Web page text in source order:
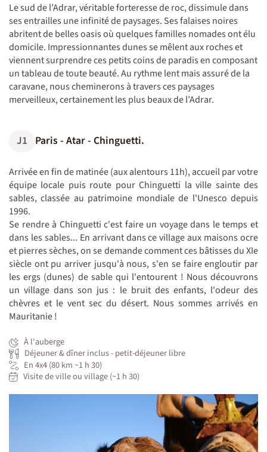
Le sud de l’Adrar, véritable forteresse de roc, dissimule dans
ses entrailles une infinité de paysages. Ses falaises noires
abritent de belles oasis où quelques familles nomades ont élu
domicile. Impressionnantes dunes se mêlent aux roches et
viennent surprendre ces petits coins de paradis en composant
un tableau de toute beauté. Au rythme lent mais assuré de la
caravane, nous cheminerons à travers ces paysages
merveilleux, certainement les plus beaux de l’Adrar.
J1 Paris - Atar - Chinguetti.
Arrivée en fin de matinée (aux alentours 11h), accueil par votre
équipe locale puis route pour Chinguetti la ville sainte des
sables, classée au patrimoine mondiale de l'Unesco depuis
1996.
Se rendre à Chinguetti c'est faire un voyage dans le temps et
dans les sables... En arrivant dans ce village aux maisons ocre
et pierres sèches, on se demande comment ces bâtisses du XIe
siècle ont pu arriver jusqu'à nous, s'en se faire engloutir par
les ergs (dunes) de sable qui l'entourent ! Nous découvrons
un village dans son jus : le bruit des enfants, l'odeur des
chèvres et le vent sec du désert. Nous sommes arrivés en
Mauritanie !
À l'auberge
Déjeuner & dîner inclus - petit-déjeuner libre
En 4x4 (80 km ~1 h 30)
Visite de ville ou village (~1 h 30)